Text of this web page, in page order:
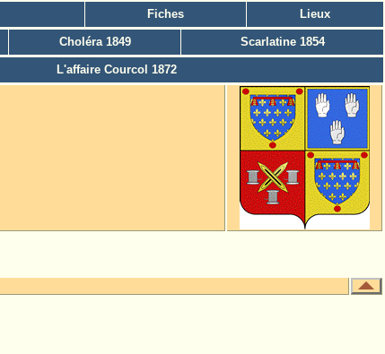
Fiches Lieux
Choléra 1849 Scarlatine 1854
L'affaire Courcol 1872